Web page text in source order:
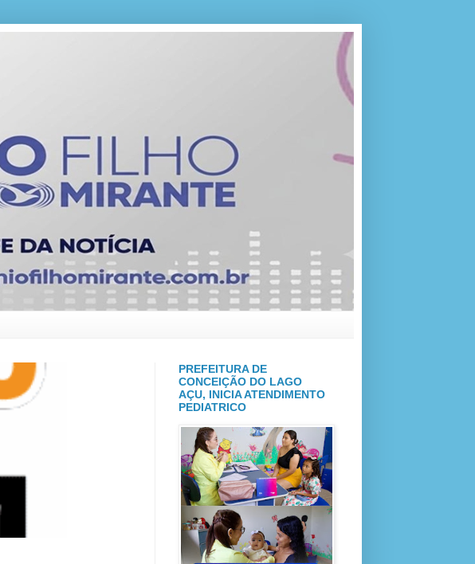
PREFEITURA DE
CONCEIÇÃO DO LAGO
AÇU, INICIA ATENDIMENTO
PEDIATRICO